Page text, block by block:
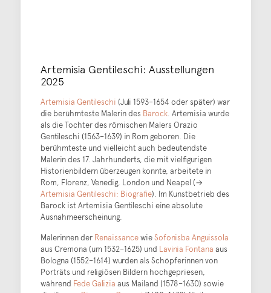
Artemisia Gentileschi: Ausstellungen
2025
Artemisia Gentileschi (Juli 1593–1654 oder später) war
die berühmteste Malerin des Barock. Artemisia wurde
als die Tochter des römischen Malers Orazio
Gentileschi (1563–1639) in Rom geboren. Die
berühmteste und vielleicht auch bedeutendste
Malerin des 17. Jahrhunderts, die mit vielfigurigen
Historienbildern überzeugen konnte, arbeitete in
Rom, Florenz, Venedig, London und Neapel (→
Artemisia Gentileschi: Biografie). Im Kunstbetrieb des
Barock ist Artemisia Gentileschi eine absolute
Ausnahmeerscheinung.
Malerinnen der RenaissancewieSofonisba Anguissola
aus Cremona (um 1532–1625) und Lavinia Fontana aus
Bologna (1552–1614) wurden als Schöpferinnen von
Porträts und religiösen Bildern hochgepriesen,
während Fede Galizia aus Mailand (1578–1630) sowie